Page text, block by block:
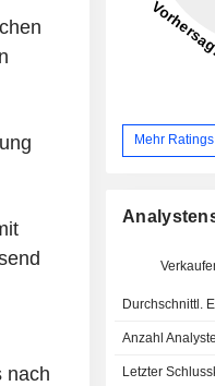
nach
Mehr Ratings
Durchschnittl.
Anzahl
Letzter